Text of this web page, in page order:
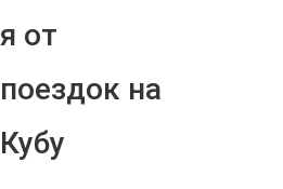
я от
поездок на
Кубу